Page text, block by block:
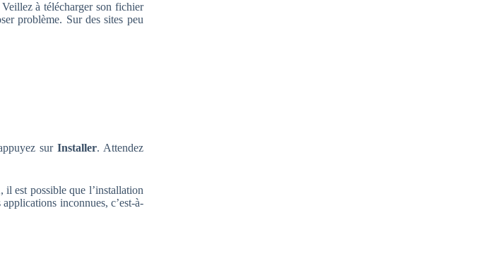
à télécharger son fichier
problème. Sur des sites peu
sur Installer. Attendez
est possible que l’installation
inconnues, c’est-à-